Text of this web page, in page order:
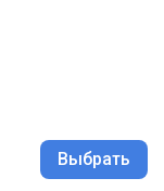
Выбрать